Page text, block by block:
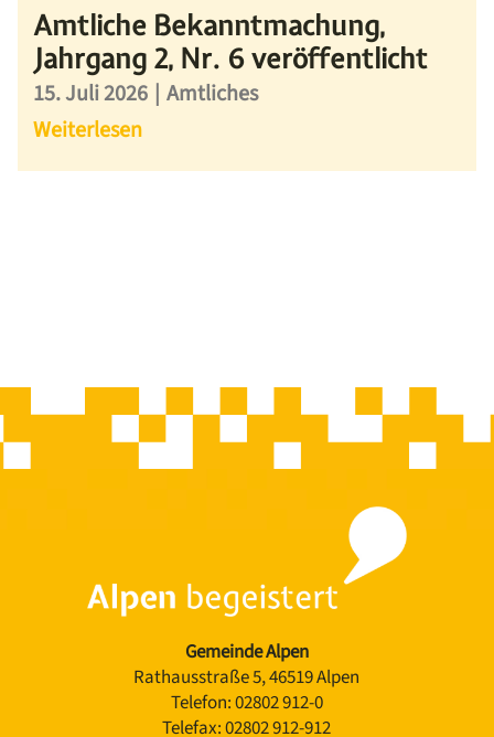
Amtliche Bekanntmachung,
Jahrgang 2, Nr. 6 veröffentlicht
15. Juli 2026 | Amtliches
Weiterlesen
Gemeinde Alpen
Rathausstraße 5, 46519 Alpen
Telefon:02802 912-0
Telefax:02802 912-912